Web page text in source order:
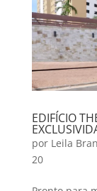
EDIFÍCIO
por Leila
20